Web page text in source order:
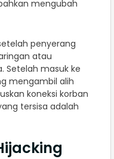
mengubah
penyerang
atau
Setelah masuk ke
mengambil alih
koneksi korban
tersisa adalah